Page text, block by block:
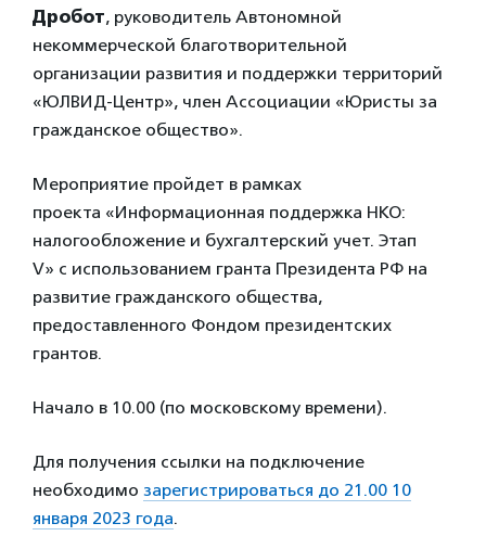
Дробот, руководитель Автономной
некоммерческой благотворительной
организации развития и поддержки территорий
«ЮЛВИД-Центр», член Ассоциации «Юристы за
гражданское общество».
Мероприятие пройдет в рамках
проекта «Информационная поддержка НКО:
налогообложение и бухгалтерский учет. Этап
V» с использованием гранта Президента РФ на
развитие гражданского общества,
предоставленного Фондом президентских
грантов.
Начало в 10.00 (по московскому времени).
Для получения ссылки на подключение
необходимо зарегистрироваться до 21.00 10
января 2023 года.